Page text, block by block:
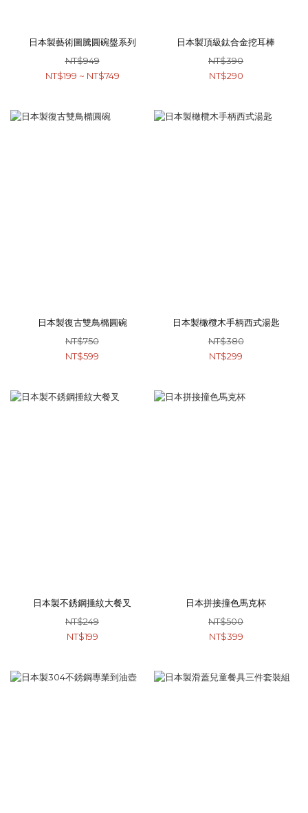
日本製藝術圖騰圓碗盤系列
NT$949
NT$199 ~ NT$749
日本製頂級鈦合金挖耳棒
NT$390
NT$290
日本製復古雙鳥橢圓碗
NT$750
NT$599
日本製橄欖木手柄西式湯匙
NT$380
NT$299
日本製不銹鋼捶紋大餐叉
NT$249
NT$199
日本拼接撞色馬克杯
NT$500
NT$399